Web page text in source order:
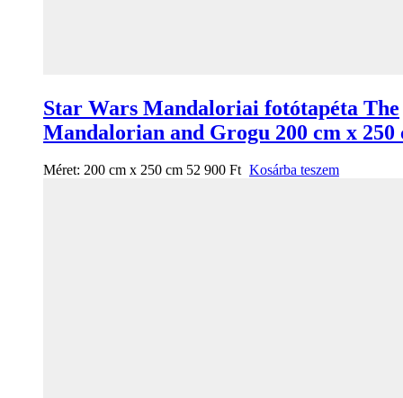
Star Wars Mandaloriai fotótapéta The
Mandalorian and Grogu 200 cm x 250
Méret: 200 cm x 250 cm 52 900 Ft Kosárba teszem